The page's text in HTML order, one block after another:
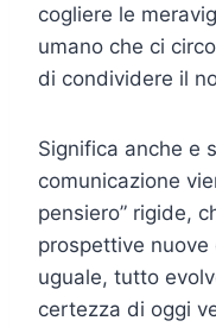
cogliere le
umano che ci
di condividere il
Significa anche e
comunicazione
pensiero” rigide,
prospettive
uguale, tutto
certezza di oggi